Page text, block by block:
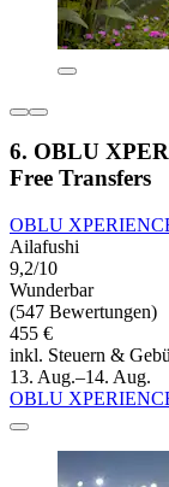
6. OBLU
Free Transfers
OBLU
Ailafushi
9,2/10
Wunderbar
(547 Bewertungen)
455 €
inkl. Steuern &
13. Aug.–14. Aug.
OBLU